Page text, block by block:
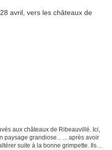
aux châteaux de Ribeauvillé. Ici,
paysage grandiose... ... après avoir
suite à la bonne grimpette. Ils